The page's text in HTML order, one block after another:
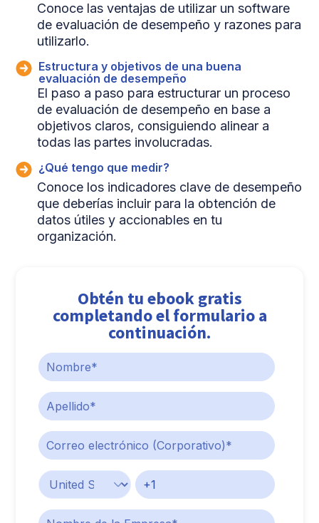
Conoce las ventajas de utilizar un software
de evaluación de desempeño y razones para
utilizarlo.
Estructura y objetivos de una buena
evaluación de desempeño
El paso a paso para estructurar un proceso
de evaluación de desempeño en base a
objetivos claros, consiguiendo alinear a
todas las partes involucradas.
¿Qué tengo que medir?
Conoce los indicadores clave de desempeño
que deberías incluir para la obtención de
datos útiles y accionables en tu
organización.
Obtén tu ebook gratis
completando el formulario a
continuación.